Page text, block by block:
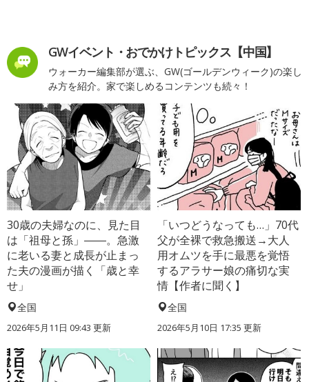
GWイベント・おでかけトピックス【中国】
ウォーカー編集部が選ぶ、GW(ゴールデンウィーク)の楽し
み方を紹介。家で楽しめるコンテンツも続々！
30歳の夫婦なのに、見た目
は「祖母と孫」――。急激
に老いる妻と成長が止まっ
た夫の漫画が描く「歳と幸
せ」
全国
2026年5月11日 09:43 更新
「いつどうなっても…」70代
父が全裸で救急搬送→大人
用オムツを手に最悪を覚悟
するアラサー娘の痛切な実
情【作者に聞く】
全国
2026年5月10日 17:35 更新